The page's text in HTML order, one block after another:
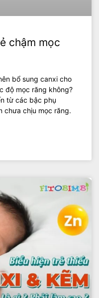
chậm mọc
bổ sung canxi cho
độ mọc răng không?
từ các bậc phụ
chưa chịu mọc răng.